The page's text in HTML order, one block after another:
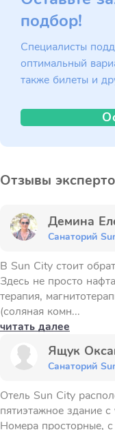
подбор!
Специалисты
оптимальный
также билеты и
Отзывы
Демина
Санаторий
В Sun City стоит
Здесь не просто
терапия,
(соляная комн...
читать далее
Ящук
Санаторий
Отель Sun City
пятиэтажное здание
Номера просторные,